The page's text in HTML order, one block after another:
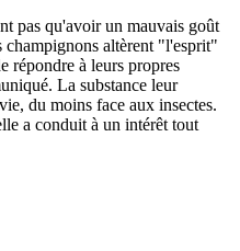
pas qu'avoir un mauvais goût
champignons altèrent "l'esprit"
répondre à leurs propres
La substance leur
du moins face aux insectes.
a conduit à un intérêt tout